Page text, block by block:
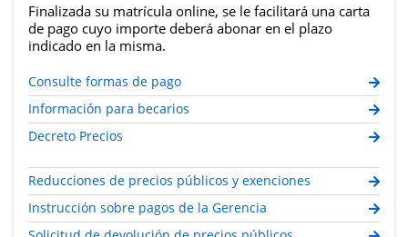
Finalizada su matrícula online, se le facilitará una carta
de pago cuyo importe deberá abonar en el plazo
indicado en la misma.
Consulte formas de pago
Información para becarios
Decreto Precios
Reducciones de precios públicos y exenciones
Instrucción sobre pagos de la Gerencia